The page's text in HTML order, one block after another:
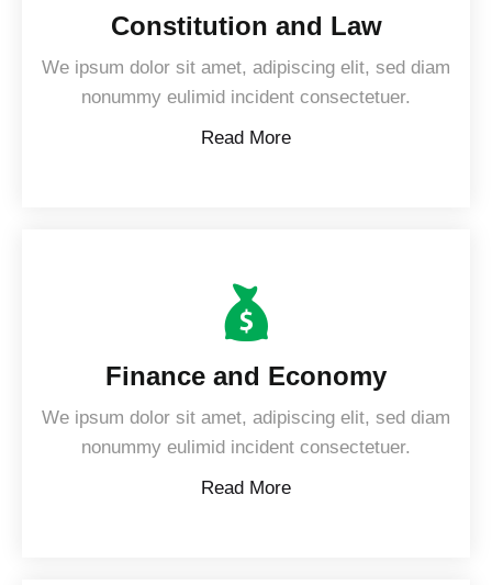
Constitution and Law
We ipsum dolor sit amet, adipiscing elit, sed diam
nonummy eulimid incident consectetuer.
Read More
Finance and Economy
We ipsum dolor sit amet, adipiscing elit, sed diam
nonummy eulimid incident consectetuer.
Read More